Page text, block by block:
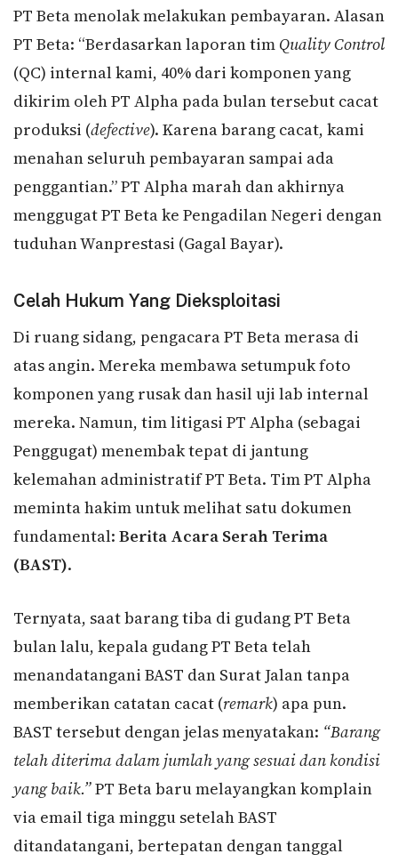
PT Beta menolak melakukan pembayaran. Alasan
PT Beta: “Berdasarkan laporan tim Quality Control
(QC) internal kami, 40% dari komponen yang
dikirim oleh PT Alpha pada bulan tersebut cacat
produksi (defective). Karena barang cacat, kami
menahan seluruh pembayaran sampai ada
penggantian.” PT Alpha marah dan akhirnya
menggugat PT Beta ke Pengadilan Negeri dengan
tuduhan Wanprestasi (Gagal Bayar).
Celah Hukum Yang Dieksploitasi
Di ruang sidang, pengacara PT Beta merasa di
atas angin. Mereka membawa setumpuk foto
komponen yang rusak dan hasil uji lab internal
mereka. Namun, tim litigasi PT Alpha (sebagai
Penggugat) menembak tepat di jantung
kelemahan administratif PT Beta. Tim PT Alpha
meminta hakim untuk melihat satu dokumen
fundamental: Berita Acara Serah Terima
(BAST).
Ternyata, saat barang tiba di gudang PT Beta
bulan lalu, kepala gudang PT Beta telah
menandatangani BAST dan Surat Jalan tanpa
memberikan catatan cacat (remark) apa pun.
BAST tersebut dengan jelas menyatakan: “Barang
telah diterima dalam jumlah yang sesuai dan kondisi
yang baik.”PT Beta baru melayangkan komplain
via email tiga minggu setelah BAST
ditandatangani, bertepatan dengan tanggal